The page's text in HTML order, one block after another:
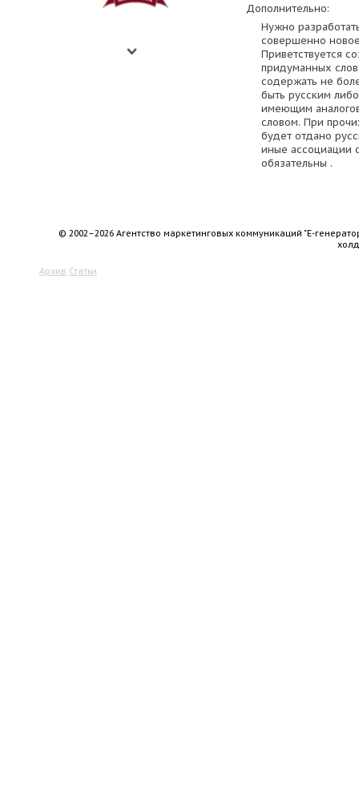
Дополнительно:
Нужно
совершенно
Приветствуется
придуманных
содержать не
быть русским
имеющим
словом. При
будет отдано
иные ассоциации
обязательны .
© 2002–2026 Агентство маркетинговых коммуникаций "Е-
Архив Статьи